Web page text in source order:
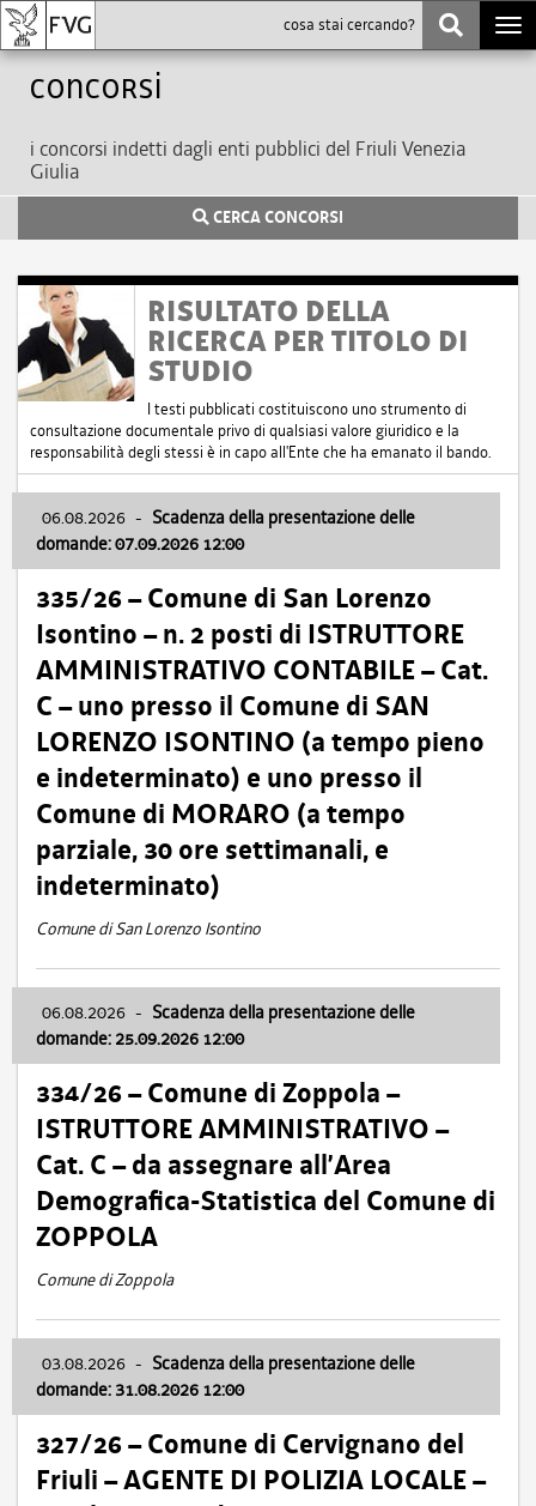
Concorsi
i concorsi indetti dagli enti pubblici del Friuli Venezia
Giulia
CERCA CONCORSI
RISULTATO DELLA
RICERCA PER TITOLO DI
STUDIO
I testi pubblicati costituiscono uno strumento di
consultazione documentale privo di qualsiasi valore giuridico e la
responsabilità degli stessi è in capo all'Ente che ha emanato il bando.
06.08.2026 - Scadenza della presentazione delle
domande: 07.09.2026 12:00
335/26 – Comune di San Lorenzo
Isontino – n. 2 posti di ISTRUTTORE
AMMINISTRATIVO CONTABILE – Cat.
C – uno presso il Comune di SAN
LORENZO ISONTINO (a tempo pieno
e indeterminato) e uno presso il
Comune di MORARO (a tempo
parziale, 30 ore settimanali, e
indeterminato)
Comune di San Lorenzo Isontino
06.08.2026 - Scadenza della presentazione delle
domande: 25.09.2026 12:00
334/26 – Comune di Zoppola –
ISTRUTTORE AMMINISTRATIVO –
Cat. C – da assegnare all’Area
Demografica-Statistica del Comune di
ZOPPOLA
Comune di Zoppola
03.08.2026 - Scadenza della presentazione delle
domande: 31.08.2026 12:00
327/26 – Comune di Cervignano del
Friuli – AGENTE DI POLIZIA LOCALE –